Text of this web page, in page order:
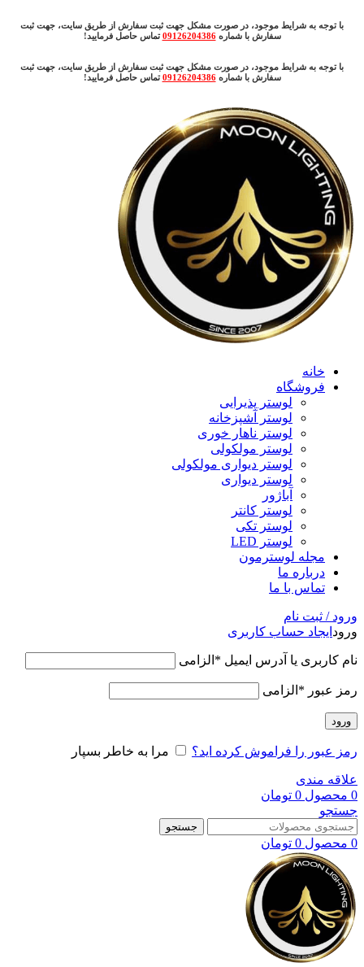
با توجه به شرایط موجود، در صورت مشکل جهت ثبت سفارش از طریق سایت، جهت ثبت
سفارش با شماره09126204386 تماس حاصل فرمایید!
با توجه به شرایط موجود، در صورت مشکل جهت ثبت سفارش از طریق سایت، جهت ثبت
سفارش با شماره09126204386 تماس حاصل فرمایید!
خانه
فروشگاه
لوستر پذیرایی
لوستر آشپزخانه
لوستر ناهار خوری
لوستر مولکولی
لوستر دیواری مولکولی
لوستر دیواری
آباژور
لوستر کانتر
لوستر تکی
لوستر LED
مجله لوسترمون
درباره ما
تماس با ما
ورود / ثبت نام
ورود ایجاد حساب کاربری
نام کاربری یا آدرس ایمیل * الزامی
رمز عبور * الزامی
ورود
رمز عبور را فراموش کرده اید؟ مرا به خاطر بسپار
علاقه مندی
0 محصول 0 تومان
جستجو
جستجو
0 محصول 0 تومان